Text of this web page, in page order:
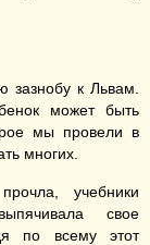
зазнобу к Львам.
может быть
мы провели в
многих.
учебники
свое
по всему этот